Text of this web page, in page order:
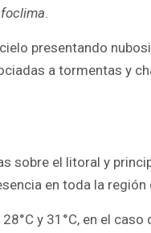
.
presentando
a tormentas y
sobre el litoral y
en toda la región
y 31°C, en el caso